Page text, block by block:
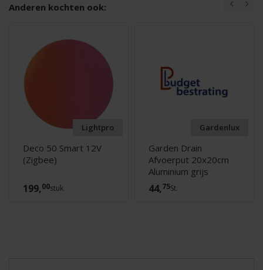
Anderen kochten ook:
Lightpro
Deco 50 Smart 12V
(Zigbee)
199,00stuk
Gardenlux
Garden Drain
Afvoerput 20x20cm
Aluminium grijs
44,75St.